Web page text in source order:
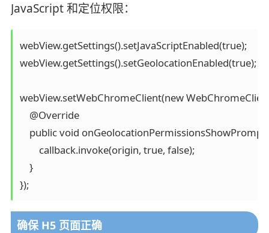
JavaScript 和定位权限：
webView.getSettings().setJavaScriptEnabled(true);
webView.getSettings().setGeolocationEnabled(true);
webView.setWebChromeClient(new
    @Override
public void
        callback.invoke(origin, true, false);
    }
});
确保 H5 页面正确